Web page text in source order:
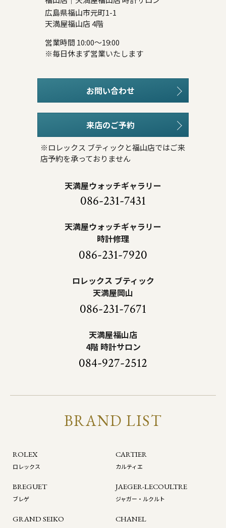
広島県福山市元町1-1
天満屋福山店 4階
営業時間 10:00～19:00
※毎日休まず営業いたします
お問い合わせ
来店のご予約
※ロレックス ブティックと福山店ではご来
店予約を承っておりません
天満屋ウォッチギャラリー
086-231-7431
天満屋ウォッチギャラリー
時計修理
086-231-7920
ロレックス ブティック
天満屋岡山
086-231-7671
天満屋福山店
4階 時計サロン
084-927-2512
BRAND LIST
ROLEX
ロレックス
CARTIER
カルティエ
BREGUET
ブレゲ
JAEGER-LECOULTRE
ジャガー・ルクルト
GRAND SEIKO CHANEL